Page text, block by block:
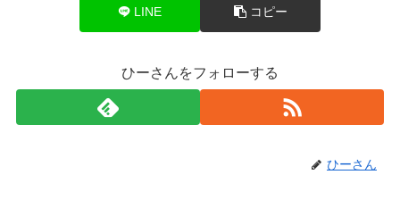
LINE コピー
ひーさんをフォローする
ひーさん